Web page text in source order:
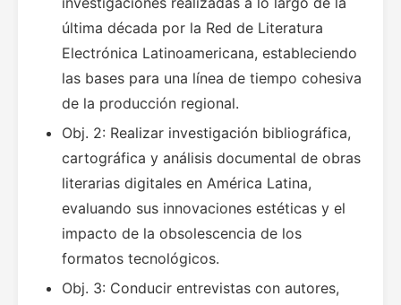
última década por la Red de Literatura
Electrónica Latinoamericana, estableciendo
las bases para una línea de tiempo cohesiva
de la producción regional.
Obj. 2: Realizar investigación bibliográfica,
cartográfica y análisis documental de obras
literarias digitales en América Latina,
evaluando sus innovaciones estéticas y el
impacto de la obsolescencia de los
formatos tecnológicos.
Obj. 3: Conducir entrevistas con autores,